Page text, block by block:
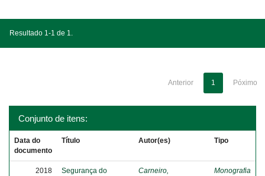
Resultado 1-1 de 1.
Anterior 1 Póximo
Conjunto de itens:
Data do
documento
Título Autor(es) Tipo
2018
Segurança do
Carneiro,
Monografia